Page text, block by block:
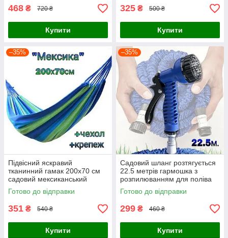
468 ₴ 720 ₴
Купити
325 ₴ 500 ₴
Купити
–35%
Підвісний яскравий
тканинний гамак 200х70 см
садовий мексиканський
туристичний для дому дачі та
туризму з чохлом
Готово до відправки
351 ₴ 540 ₴
Купити
–35%
Садовий шланг розтягується
22.5 метрів гармошка з
розпилюванням для поліва
MAGIC HOSE 7 режимів
Готово до відправки
299 ₴ 460 ₴
Купити